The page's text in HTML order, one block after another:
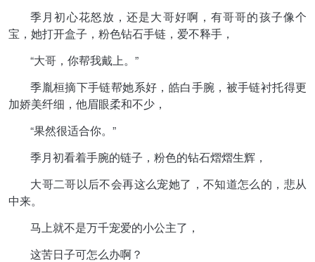
季月初心花怒放，还是大哥好啊，有哥哥的孩子像个
宝，她打开盒子，粉色钻石手链，爱不释手，
“大哥，你帮我戴上。”
季胤桓摘下手链帮她系好，皓白手腕，被手链衬托得更
加娇美纤细，他眉眼柔和不少，
“果然很适合你。”
季月初看着手腕的链子，粉色的钻石熠熠生辉，
大哥二哥以后不会再这么宠她了，不知道怎么的，悲从
中来。
马上就不是万千宠爱的小公主了，
这苦日子可怎么办啊？